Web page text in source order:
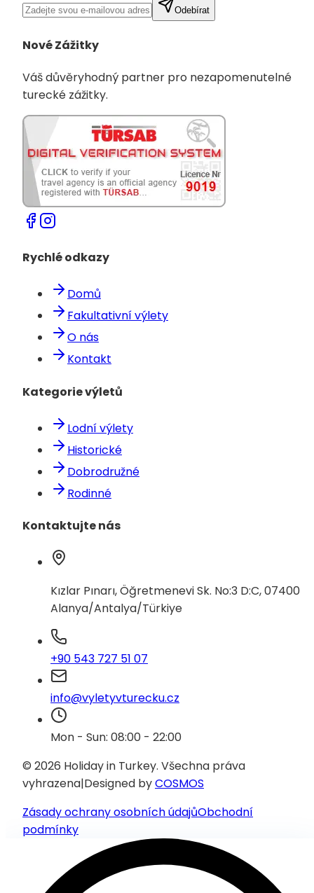
Odebírat
Nové Zážitky
Váš důvěryhodný partner pro nezapomenutelné
turecké zážitky.
Rychlé odkazy
Domů
Fakultativní výlety
O nás
Kontakt
Kategorie výletů
Lodní výlety
Historické
Dobrodružné
Rodinné
Kontaktujte nás
Kızlar Pınarı, Öğretmenevi Sk. No:3 D:C, 07400
Alanya/Antalya/Türkiye
+90 543 727 51 07
info@vyletyvturecku.cz
Mon - Sun: 08:00 - 22:00
© 2026 Holiday in Turkey. Všechna práva
vyhrazena|Designed byCOSMOS
Zásady ochrany osobních údajůObchodní
podmínky